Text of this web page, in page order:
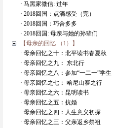
· 马黑家微信: 过年
· 2018回国：点滴感受（完）
· 2018回国：巧合多多
· 2018回国: 母亲与她的孙辈们
【母亲的回忆 （1）】
· 母亲回忆之十：北平读书春夏秋
· 母亲回忆之九： 东北行
· 母亲回忆之八：参加“一二一”学生
· 母亲回忆之七： 哈尼山寨之行
· 母亲回忆之六：昆明读书
· 母亲回忆之五：抗婚
· 母亲回忆之四：人生意义初探
· 母亲回忆之三：父亲返乡祭祖